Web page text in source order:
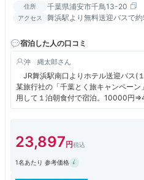
住所 千葉県浦安市千鳥13-20
アクセス 舞浜駅より無料送迎バスで
宿泊した人の口コミ
沖 縄太郎
JR舞浜駅南口よりホテル送迎バス(
某旅行社の「千葉とく旅キャンペー
用して１泊朝食付で宿泊。10000円
県民割を利用しての宿泊者が多く、
泉は、大浴場(湯舟が3～4種)、露天風
の違いを楽しめました。
朝食は３階のレストラン・オアシス
23,897
1名あたり 参考価格